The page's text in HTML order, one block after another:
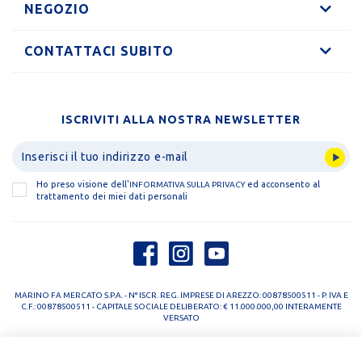
NEGOZIO
CONTATTACI SUBITO
ISCRIVITI ALLA NOSTRA NEWSLETTER
Ho preso visione dell'INFORMATIVA SULLA PRIVACYed acconsento al
trattamento dei miei dati personali
MARINO FA MERCATO S.P.A. - N° ISCR. REG. IMPRESE DI AREZZO: 00878500511 - P. IVA E
C.F.: 00878500511 - CAPITALE SOCIALE DELIBERATO: € 11.000.000,00 INTERAMENTE
VERSATO